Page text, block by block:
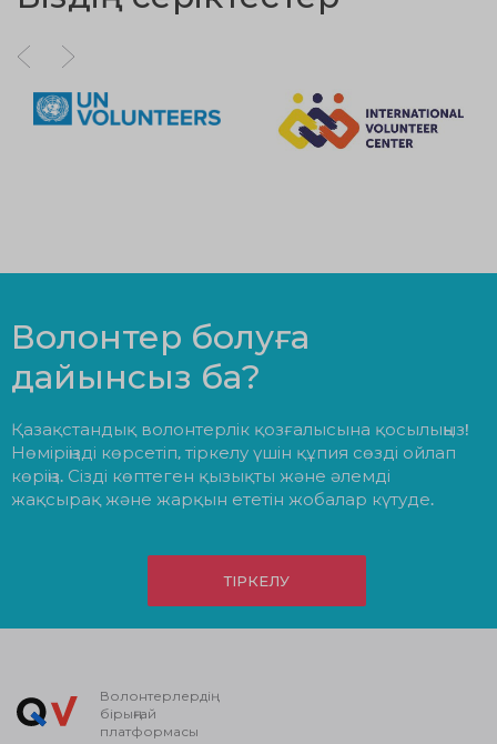
Волонтер болуға
дайынсыз ба?
Қазақстандық волонтерлік қозғалысына қосылыңыз!
Нөміріңізді көрсетіп, тіркелу үшін құпия сөзді ойлап
көріңіз. Сізді көптеген қызықты және әлемді
жақсырақ және жарқын ететін жобалар күтуде.
ТІРКЕЛУ
Волонтерлердің
бірыңғай
платформасы